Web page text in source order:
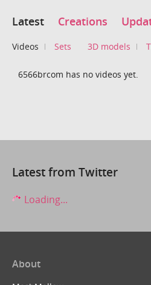
Latest Creations
Videos Sets 3D models
6566brcom has no videos yet.
Latest from Twitter
Loading...
About